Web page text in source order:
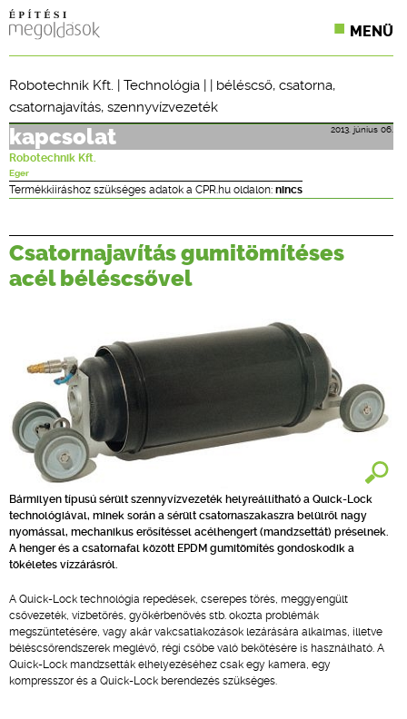
MENÜ
SZAKLAPOK
CPR TERMÉKKIÍRÁS
ÉPÍTÉSI JOG
ONLINE KÉPZÉSEK
TERVEZÉSI SEGÉDLETEK
Robotechnik Kft. | Technológia | | béléscső, csatorna,
csatornajavítás, szennyvízvezeték
2013. június 06.
kapcsolat
Robotechnik Kft.
Eger
Termékkiíráshoz szükséges adatok a CPR.hu oldalon: nincs
Csatornajavítás gumitömítéses
acél béléscsővel
Bármilyen típusú sérült szennyvízvezeték helyreállítható a Quick-Lock
technológiával, minek során a sérült csatornaszakaszra belülről nagy
nyomással, mechanikus erősítéssel acélhengert (mandzsettát) préselnek.
A henger és a csatornafal között EPDM gumitömítés gondoskodik a
tökéletes vízzárásról.
A Quick-Lock technológia repedések, cserepes törés, meggyengült
csővezeték, vízbetörés, gyökérbenövés stb. okozta problémák
megszüntetésére, vagy akár vakcsatlakozások lezárására alkalmas, illetve
béléscsőrendszerek meglévő, régi csőbe való bekötésére is használható. A
Quick-Lock mandzsetták elhelyezéséhez csak egy kamera, egy
kompresszor és a Quick-Lock berendezés szükséges.